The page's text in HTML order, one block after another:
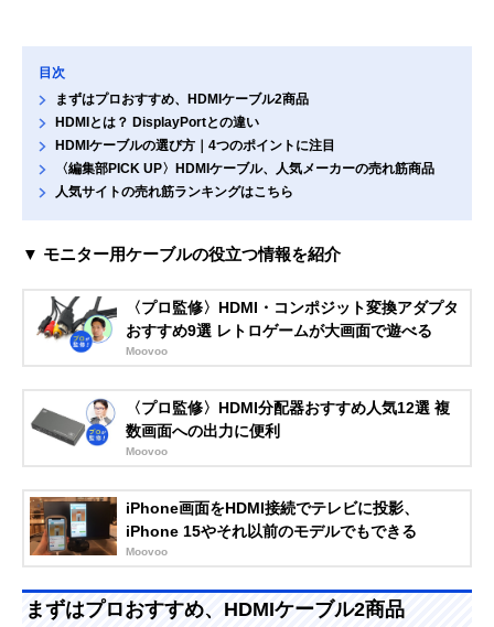
目次
まずはプロおすすめ、HDMIケーブル2商品
HDMIとは？ DisplayPortとの違い
HDMIケーブルの選び方｜4つのポイントに注目
〈編集部PICK UP〉HDMIケーブル、人気メーカーの売れ筋商品
人気サイトの売れ筋ランキングはこちら
▼ モニター用ケーブルの役立つ情報を紹介
〈プロ監修〉HDMI・コンポジット変換アダプタ
おすすめ9選 レトロゲームが大画面で遊べる
Moovoo
〈プロ監修〉HDMI分配器おすすめ人気12選 複
数画面への出力に便利
Moovoo
iPhone画面をHDMI接続でテレビに投影、
iPhone 15やそれ以前のモデルでもできる
Moovoo
まずはプロおすすめ、HDMIケーブル2商品